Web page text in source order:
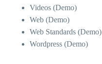
Videos (Demo)
Web (Demo)
Web Standards (Demo)
Wordpress (Demo)